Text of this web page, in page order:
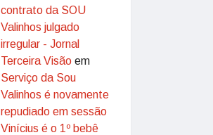
contrato da SOU
Valinhos julgado
irregular - Jornal
Terceira Visão em
Serviço da Sou
Valinhos é novamente
repudiado em sessão
Vinícius é o 1º bebê